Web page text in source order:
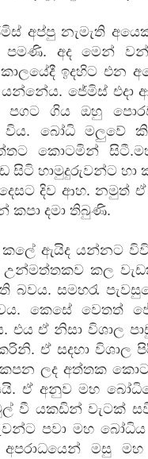
මාව ගීතයේ පද පෙළ
හිමි ගීතයේ පද පෙළ
ගීතයේ පද පෙළ
අප්පු නැමැති
අද මෙන්
ඉදහිට එන
ජේමිස්
ගිය ඔහු
බෝධි මලුවේ
කොටමින්
සිටි හාමුදුරුවන්ට
දිව ආහ. නමුත්
කපා දමා තිබුණි.
ඇයිද යන්නට
උන්මත්තකව කල
සමහරැ
කෙසේ වෙතත්
එය ඒ නිසා විශාල
ඒ සදහා විශාල
කපන ලද අත්තක
ඒ අනුව මහ
වී යකඩින් වැටක්
පවා මහ
මසු